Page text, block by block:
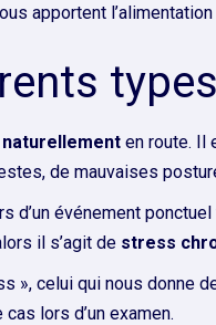
apportent
naturellement en route. Il
de mauvaises
d’un événement
il s’agit de stress
», celui qui nous donne
lors d’un examen.